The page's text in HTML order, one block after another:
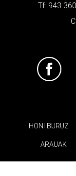
Tf: 943
HONI BURUZ
ARAUAK